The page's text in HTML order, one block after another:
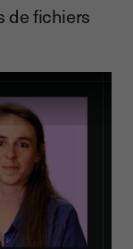
de fichiers